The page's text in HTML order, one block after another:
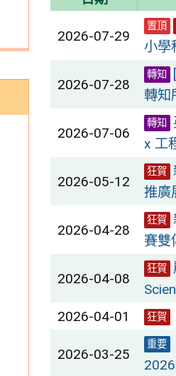
2026-07-29
置頂
小學
2026-07-28
轉知
轉知
2026-07-06
轉知
x 工
2026-05-12
狂賀
推廣
2026-04-28
狂賀
賽雙
2026-04-08
狂賀
2026-04-01 狂賀
2026-03-25
重要